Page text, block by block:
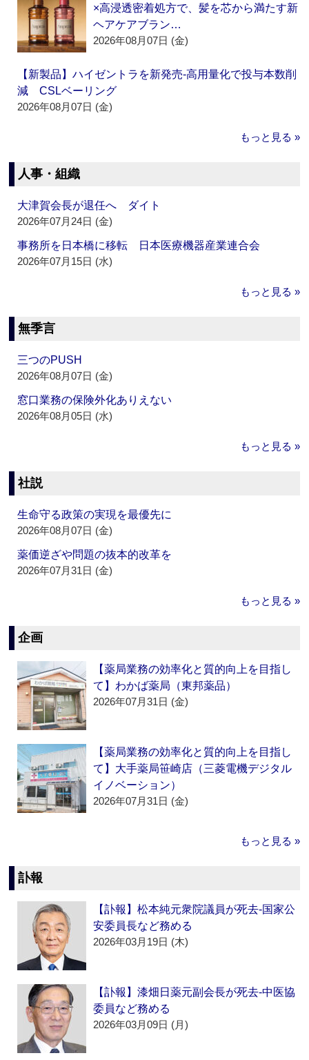
×高浸透密着処方で、髪を芯から満たす新
ヘアケアブラン…
2026年08月07日 (金)
【新製品】ハイゼントラを新発売‐高用量化で投与本数削
減 CSLベーリング
2026年08月07日 (金)
もっと見る »
人事・組織
大津賀会長が退任へ ダイト
2026年07月24日 (金)
事務所を日本橋に移転 日本医療機器産業連合会
2026年07月15日 (水)
もっと見る »
無季言
三つのPUSH
2026年08月07日 (金)
窓口業務の保険外化ありえない
2026年08月05日 (水)
もっと見る »
社説
生命守る政策の実現を最優先に
2026年08月07日 (金)
薬価逆ざや問題の抜本的改革を
2026年07月31日 (金)
もっと見る »
企画
【薬局業務の効率化と質的向上を目指し
て】わかば薬局（東邦薬品）
2026年07月31日 (金)
【薬局業務の効率化と質的向上を目指し
て】大手薬局笹崎店（三菱電機デジタル
イノベーション）
2026年07月31日 (金)
もっと見る »
訃報
【訃報】松本純元衆院議員が死去‐国家公
安委員長など務める
2026年03月19日 (木)
【訃報】漆畑日薬元副会長が死去‐中医協
委員など務める
2026年03月09日 (月)